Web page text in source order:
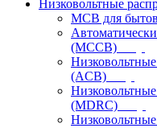
Низковольтные
MCB для
(MCCB)
(ACB)
(MDRC)